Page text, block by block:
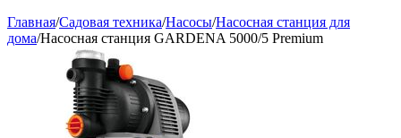
Главная/Садовая техника/Насосы/Насосная станция для
дома/Насосная станция GARDENA 5000/5 Premium